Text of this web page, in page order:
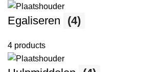
Egaliseren (4)
4 products